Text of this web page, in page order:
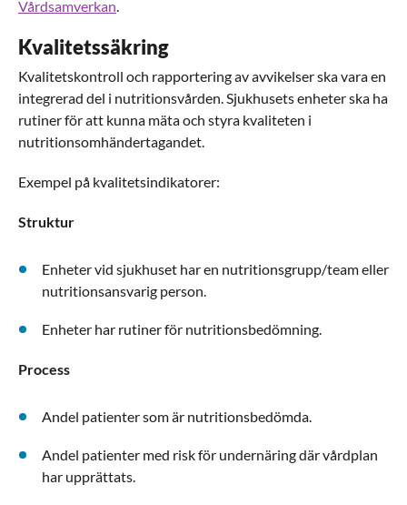
Vårdsamverkan.
Kvalitetssäkring
Kvalitetskontroll och rapportering av avvikelser ska vara en
integrerad del i nutritionsvården. Sjukhusets enheter ska ha
rutiner för att kunna mäta och styra kvaliteten i
nutritionsomhändertagandet.
Exempel på kvalitetsindikatorer:
Struktur
Enheter vid sjukhuset har en nutritionsgrupp/team eller
nutritionsansvarig person.
Enheter har rutiner för nutritionsbedömning.
Process
Andel patienter som är nutritionsbedömda.
Andel patienter med risk för undernäring där vårdplan
har upprättats.